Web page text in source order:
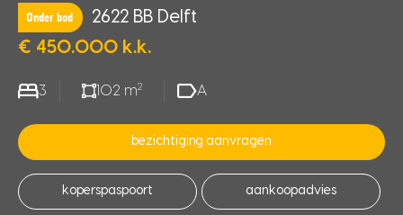
Onder bod
2622 BB Delft
€ 450.000 k.k.
3 102 m2 A
bezichtiging aanvragen
koperspaspoort aankoopadvies